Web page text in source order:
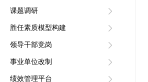
课题调研
胜任素质模型构建
领导干部竞岗
事业单位改制
绩效管理平台